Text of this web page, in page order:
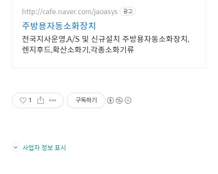
니다.
http://cafe.naver.com/jaoasys 광고
주방용자동소화장치
전국지사운영,A/S 및 신규설치 주방용자동소화장치,
렌지후드,확산소화기,각종소화기류
1 구독하기
사업자 정보 표시